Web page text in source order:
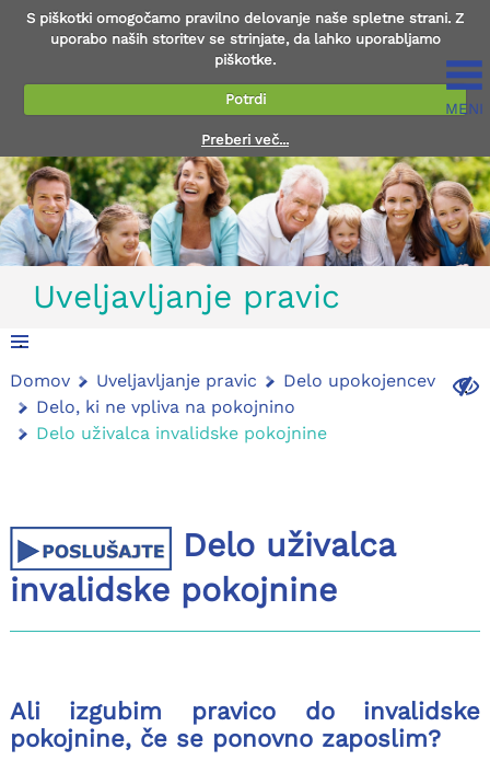
S piškotki omogočamo pravilno delovanje naše spletne strani. Z
uporabo naših storitev se strinjate, da lahko uporabljamo
piškotke.
Potrdi
Preberi več...
MENI
Uveljavljanje pravic
.
.
Domov Uveljavljanje pravic
Delo upokojencev
Delo, ki ne vpliva na pokojnino
Delo uživalca invalidske pokojnine
Delo uživalca
invalidske pokojnine
Ali izgubim pravico do invalidske
pokojnine, če se ponovno zaposlim?